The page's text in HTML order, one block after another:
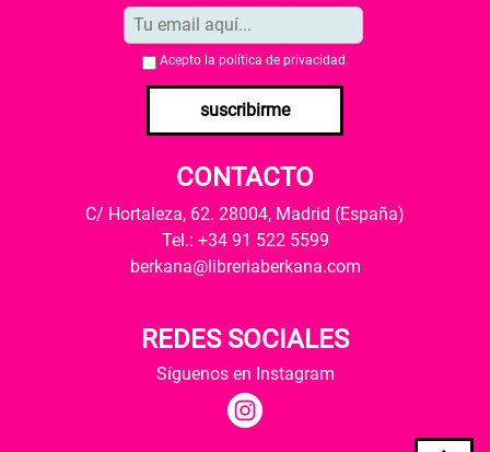
Acepto la política de privacidad .
suscribirme
CONTACTO
C/ Hortaleza, 62. 28004, Madrid (España)
Tel.: +34 91 522 5599
berkana@libreriaberkana.com
REDES SOCIALES
Síguenos en Instagram